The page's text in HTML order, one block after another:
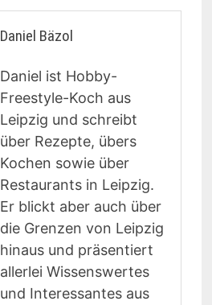
Daniel Bäzol
Daniel ist Hobby-
Freestyle-Koch aus
Leipzig und schreibt
über Rezepte, übers
Kochen sowie über
Restaurants in Leipzig.
Er blickt aber auch über
die Grenzen von Leipzig
hinaus und präsentiert
allerlei Wissenswertes
und Interessantes aus